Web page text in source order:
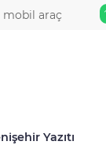
mobil araç
6.518,71
Yazıtı